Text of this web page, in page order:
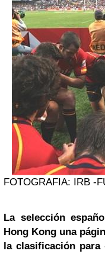
FOTOGRAFIA: IRB -
La selección
Hong Kong una
la clasificación para